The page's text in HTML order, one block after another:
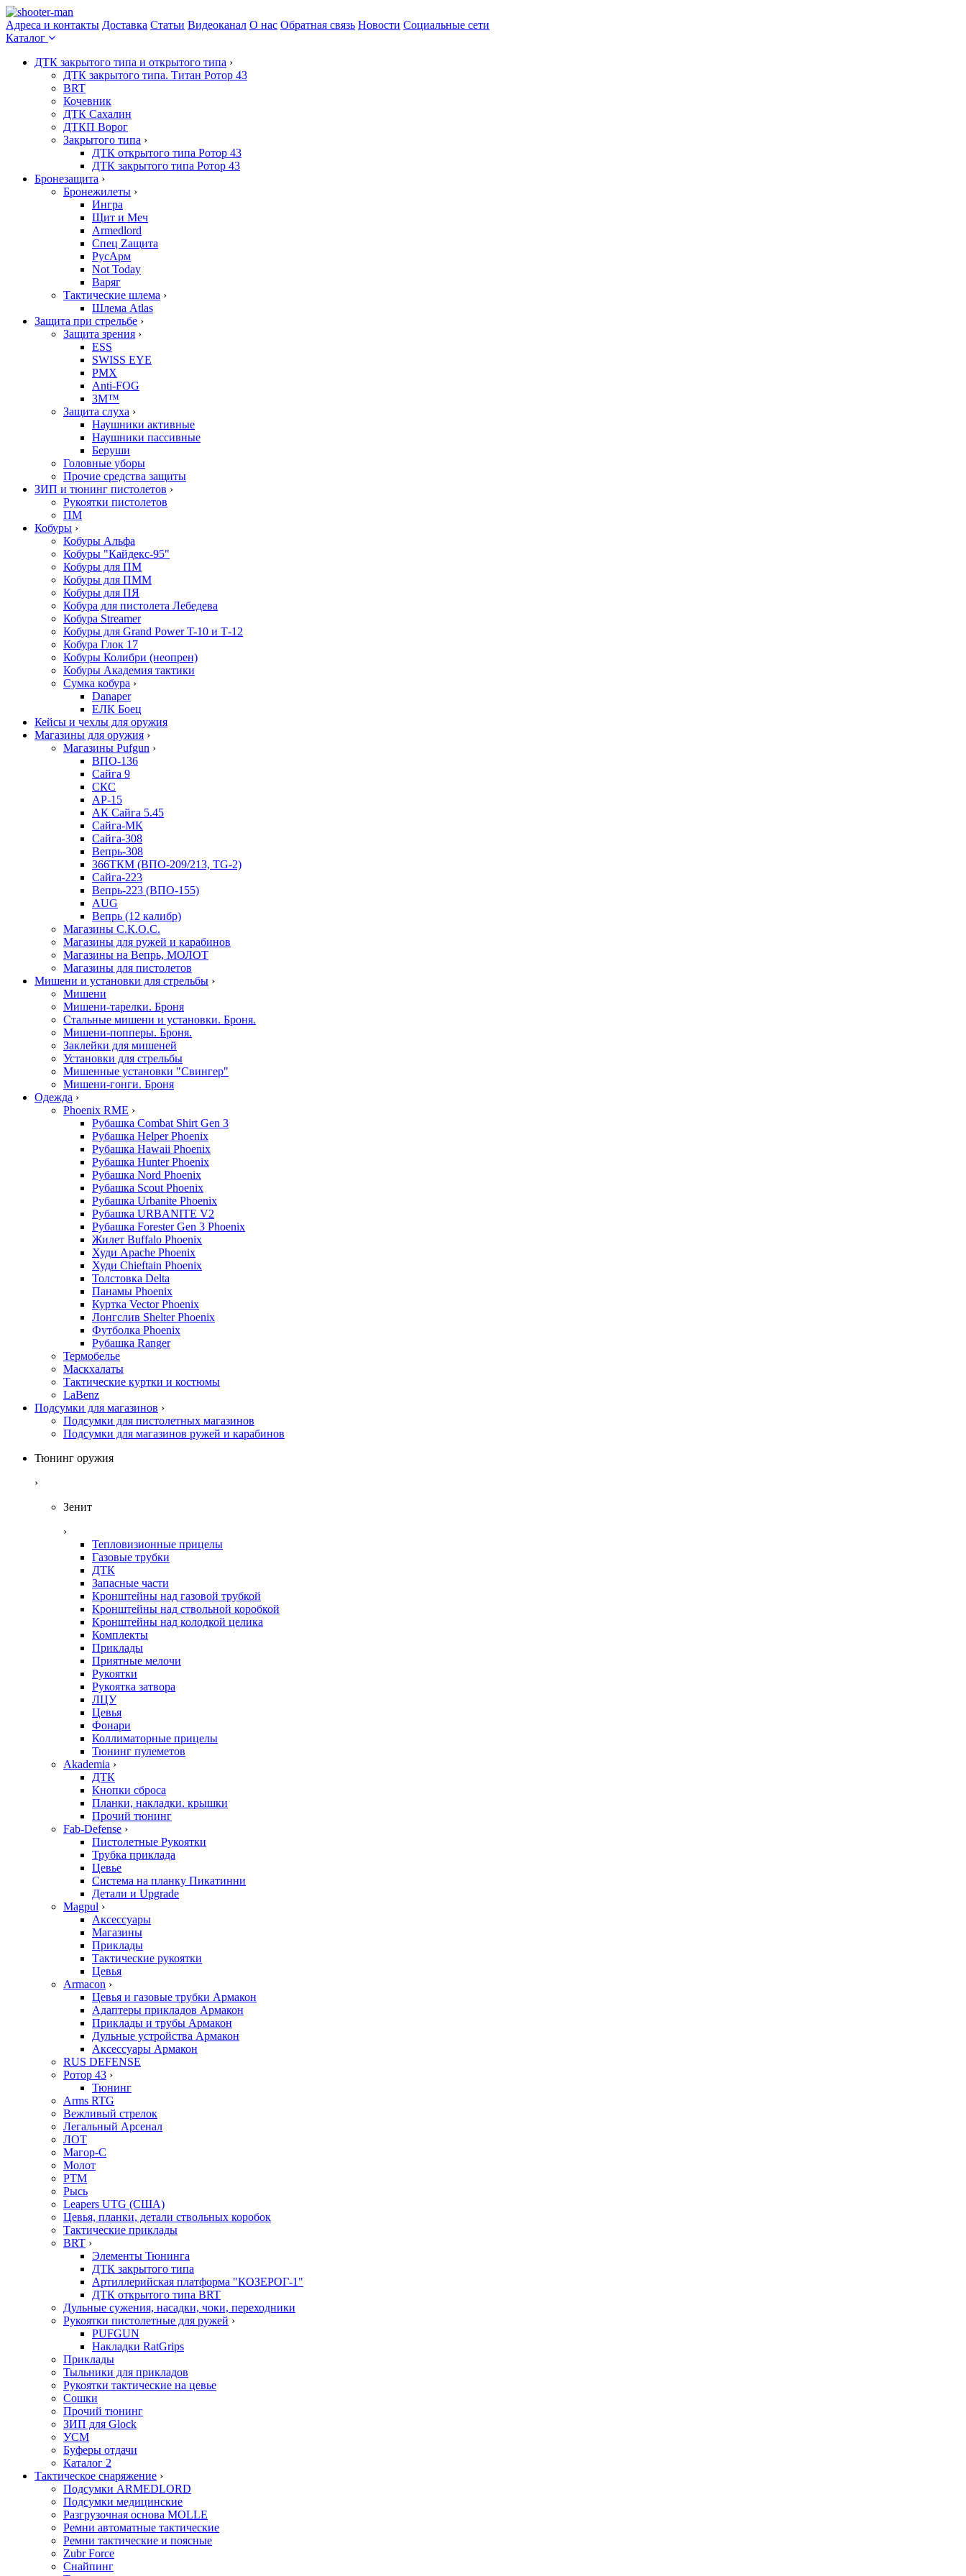
Адреса и контакты Доставка Статьи Видеоканал О нас Обратная связь Новости Социальные сети
Каталог
ДТК закрытого типа и открытого типа ›
ДТК закрытого типа. Титан Ротор 43
BRT
Кочевник
ДТК Сахалин
ДТКП Ворог
Закрытого типа ›
ДТК открытого типа Ротор 43
ДТК закрытого типа Ротор 43
Бронезащита ›
Бронежилеты ›
Ингра
Щит и Меч
Armedlord
Спец Zащита
РусАрм
Not Today
Варяг
Тактические шлема ›
Шлема Atlas
Защита при стрельбе ›
Защита зрения ›
ESS
SWISS EYE
PMX
Anti-FOG
3M™
Защита слуха ›
Наушники активные
Наушники пассивные
Беруши
Головные уборы
Прочие средства защиты
ЗИП и тюнинг пистолетов ›
Рукоятки пистолетов
ПМ
Кобуры ›
Кобуры Альфа
Кобуры "Кайдекс-95"
Кобуры для ПМ
Кобуры для ПММ
Кобуры для ПЯ
Кобура для пистолета Лебедева
Кобура Streamer
Кобуры для Grand Power T-10 и Т-12
Кобура Глок 17
Кобуры Колибри (неопрен)
Кобуры Академия тактики
Сумка кобура ›
Danaper
ЕЛК Боец
Кейсы и чехлы для оружия
Магазины для оружия ›
Магазины Pufgun ›
ВПО-136
Сайга 9
СКС
АР-15
АК Сайга 5.45
Сайга-МК
Сайга-308
Вепрь-308
366ТКМ (ВПО-209/213, TG-2)
Сайга-223
Вепрь-223 (ВПО-155)
AUG
Вепрь (12 калибр)
Магазины С.К.О.С.
Магазины для ружей и карабинов
Магазины на Вепрь, МОЛОТ
Магазины для пистолетов
Мишени и установки для стрельбы ›
Мишени
Мишени-тарелки. Броня
Стальные мишени и установки. Броня.
Мишени-попперы. Броня.
Заклейки для мишеней
Установки для стрельбы
Мишенные установки "Свингер"
Мишени-гонги. Броня
Одежда ›
Phoenix RME ›
Рубашка Combat Shirt Gen 3
Рубашка Helper Phoenix
Рубашка Hawaii Phoenix
Рубашка Hunter Phoenix
Рубашка Nord Phoenix
Рубашка Scout Phoenix
Рубашка Urbanite Phoenix
Рубашка URBANITE V2
Рубашка Forester Gen 3 Phoenix
Жилет Buffalo Phoenix
Худи Apache Phoenix
Худи Chieftain Phoenix
Толстовка Delta
Панамы Phoenix
Куртка Vector Phoenix
Лонгслив Shelter Phoenix
Футболка Phoenix
Рубашка Ranger
Термобелье
Маскхалаты
Тактические куртки и костюмы
LaBenz
Подсумки для магазинов ›
Подсумки для пистолетных магазинов
Подсумки для магазинов ружей и карабинов
Тюнинг оружия
›
Зенит
›
Тепловизионные прицелы
Газовые трубки
ДТК
Запасные части
Кронштейны над газовой трубкой
Кронштейны над ствольной коробкой
Кронштейны над колодкой целика
Комплекты
Приклады
Приятные мелочи
Рукоятки
Рукоятка затвора
ЛЦУ
Цевья
Фонари
Коллиматорные прицелы
Тюнинг пулеметов
Akademia ›
ДТК
Кнопки сброса
Планки, накладки. крышки
Прочий тюнинг
Fab-Defense ›
Пистолетные Рукоятки
Трубка приклада
Цевье
Система на планку Пикатинни
Детали и Upgrade
Magpul ›
Аксессуары
Магазины
Приклады
Тактические рукоятки
Цевья
Armacon ›
Цевья и газовые трубки Армакон
Адаптеры прикладов Армакон
Приклады и трубы Армакон
Дульные устройства Армакон
Аксессуары Армакон
RUS DEFENSE
Ротор 43 ›
Тюнинг
Arms RTG
Вежливый стрелок
Легальный Арсенал
ЛОТ
Магор-С
Молот
РТМ
Рысь
Leapers UTG (США)
Цевья, планки, детали ствольных коробок
Тактические приклады
BRT ›
Элементы Тюнинга
ДТК закрытого типа
Артиллерийская платформа "КОЗЕРОГ-1"
ДТК открытого типа BRT
Дульные сужения, насадки, чоки, переходники
Рукоятки пистолетные для ружей ›
PUFGUN
Накладки RatGrips
Приклады
Тыльники для прикладов
Рукоятки тактические на цевье
Сошки
Прочий тюнинг
ЗИП для Glock
УСМ
Буферы отдачи
Каталог 2
Тактическое снаряжение ›
Подсумки ARMEDLORD
Подсумки медицинские
Разгрузочная основа MOLLE
Ремни автоматные тактические
Ремни тактические и поясные
Zubr Force
Снайпинг